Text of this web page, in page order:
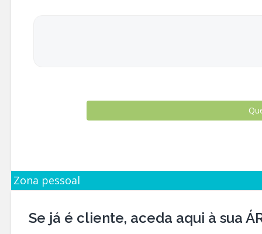
Zona pessoal
Se já é cliente, aceda aqui à sua